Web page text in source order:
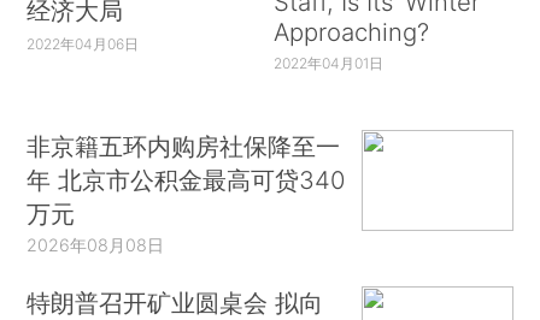
经济大局
2022年04月06日
Approaching?
2022年04月01日
非京籍五环内购房社保降至一
年 北京市公积金最高可贷340
万元
2026年08月08日
特朗普召开矿业圆桌会 拟向